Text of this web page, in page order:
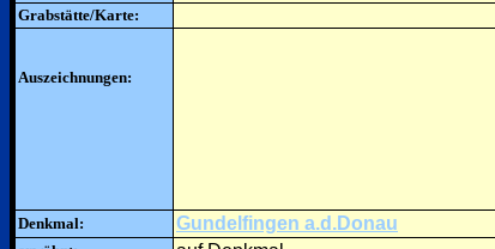
Grabstätte/Karte:
Auszeichnungen:
Denkmal: Gundelfingen a.d.Donau